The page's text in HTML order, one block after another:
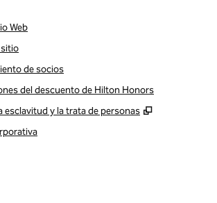
Web
de socios
del descuento de Hilton Honors
esclavitud y la trata de personas
,